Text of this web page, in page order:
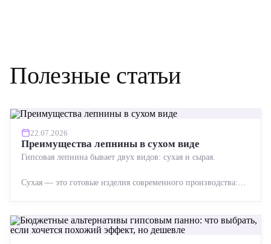
Полезные статьи
22.07.2026
Преимущества лепнины в сухом виде
Гипсовая лепнина бывает двух видов: сухая и сырая.
Сухая — это готовые изделия современного производства: